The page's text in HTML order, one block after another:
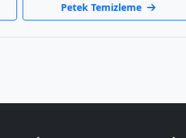
Petek Temizleme